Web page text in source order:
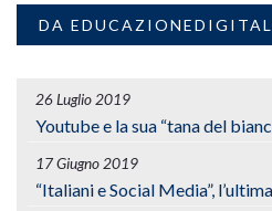
DA
26 Luglio 2019
Youtube e la sua “tana del
17 Giugno 2019
“Italiani e Social Media”,